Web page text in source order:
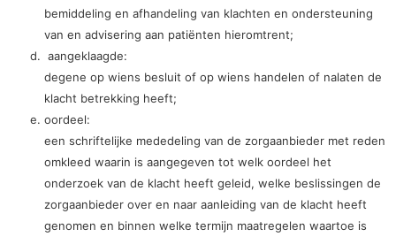
bemiddeling en afhandeling van klachten en ondersteuning
van en advisering aan patiënten hieromtrent;
aangeklaagde:
degene op wiens besluit of op wiens handelen of nalaten de
klacht betrekking heeft;
oordeel:
een schriftelijke mededeling van de zorgaanbieder met reden
omkleed waarin is aangegeven tot welk oordeel het
onderzoek van de klacht heeft geleid, welke beslissingen de
zorgaanbieder over en naar aanleiding van de klacht heeft
genomen en binnen welke termijn maatregelen waartoe is